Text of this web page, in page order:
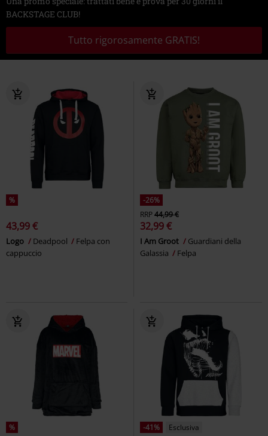
BACKSTAGE CLUB!
Tutto rigorosamente GRATIS!
%
43,99 €
Logo Deadpool
Felpa con
cappuccio
-26%
RRP44,99 €
32,99 €
I Am Groot
Guardiani della
Galassia
Felpa
% -41%
Esclusiva